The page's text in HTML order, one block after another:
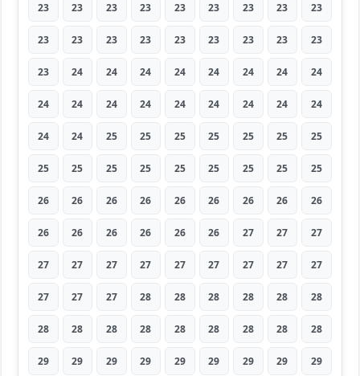
23 23 23 23 23 23 23 23 23
23 23 23 23 23 23 23 23 23
23 24 24 24 24 24 24 24 24
24 24 24 24 24 24 24 24 24
24 24 25 25 25 25 25 25 25
25 25 25 25 25 25 25 25 25
26 26 26 26 26 26 26 26 26
26 26 26 26 26 26 27 27 27
27 27 27 27 27 27 27 27 27
27 27 27 28 28 28 28 28 28
28 28 28 28 28 28 28 28 28
29 29 29 29 29 29 29 29 29